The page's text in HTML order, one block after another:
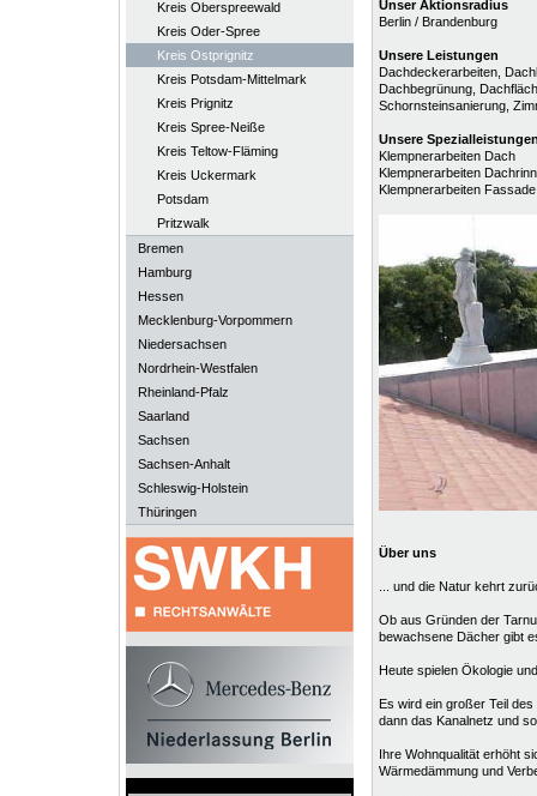
Kreis Oberspreewald
Kreis Oder-Spree
Kreis Ostprignitz
Kreis Potsdam-Mittelmark
Kreis Prignitz
Kreis Spree-Neiße
Kreis Teltow-Fläming
Kreis Uckermark
Potsdam
Pritzwalk
Bremen
Hamburg
Hessen
Mecklenburg-Vorpommern
Niedersachsen
Nordrhein-Westfalen
Rheinland-Pfalz
Saarland
Sachsen
Sachsen-Anhalt
Schleswig-Holstein
Thüringen
Unser Aktionsradius
Berlin / Brandenburg
Unsere Leistungen
Dachdeckerarbeiten,
Dachbegrünung,
Schornsteinsanierung,
Unsere
Klempnerarbeiten Dach
Klempnerarbeiten
Klempnerarbeiten Fassade
Über uns
... und die Natur kehrt
Ob aus Gründen der
bewachsene Dächer gibt
Heute spielen Ökologie
Es wird ein großer Teil
dann das Kanalnetz und
Ihre Wohnqualität erhöht
Wärmedämmung und